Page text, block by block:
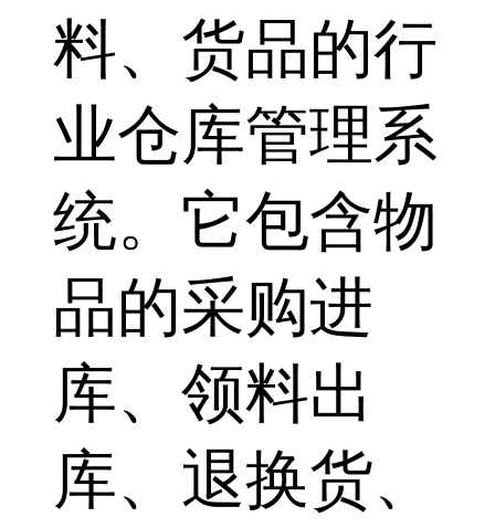
料、货品的行
业仓库管理系
统。它包含物
品的采购进
库、领料出
库、退换货、